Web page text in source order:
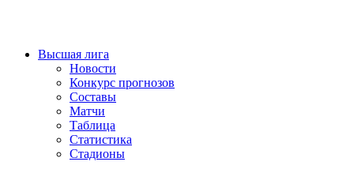
Высшая лига
Новости
Конкурс прогнозов
Составы
Матчи
Таблица
Статистика
Стадионы